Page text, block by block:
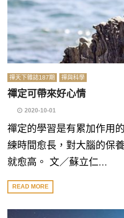
禪天下雜誌187期 禪與科學
禪定可帶來好心情
2020-10-01
禪定的學習是有累加作用
練時間愈長，對大腦的保
就愈高。 文／蘇立仁...
READ MORE